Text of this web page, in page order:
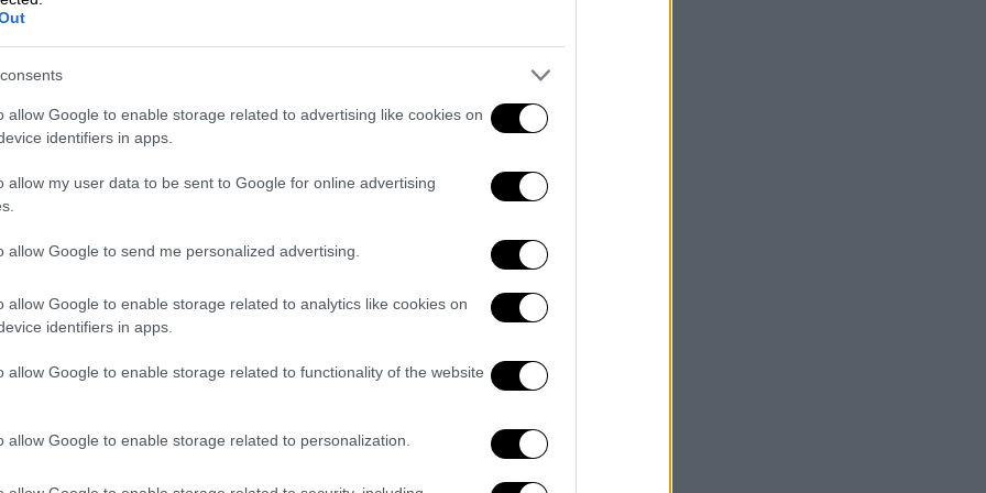
allow Google to enable storage related to advertising like cookies on
identifiers in apps.
allow my user data to be sent to Google for online advertising
allow Google to send me personalized advertising.
allow Google to enable storage related to analytics like cookies on
identifiers in apps.
allow Google to enable storage related to functionality of the website
allow Google to enable storage related to personalization.
το οποίο θα υποδεχτεί τις
υπάγεται – επί του παρόντος
Διακυβέρνησης
, το οποίο καμία σχέση
να φανεί εάν το Κτηματολόγιο θα
ύστερα από τη μεταφορά του από την
Περιβάλλοντος και Ενέργειας.
ο φορέας είναι σε θέση να αναλάβει
γινει με την ...δοκιμασμένη μέθοδο του
Κτηματολογίου έχουν εκφράσει πολλές
εξωτερικών συνεργατών με κρίσιμες
πολλές φορές στην υποστελέχωση του
υποστεί ένα πολυήμερο μπλακ άουτ στα
οπότε και αποκαλύφθηκε ότι